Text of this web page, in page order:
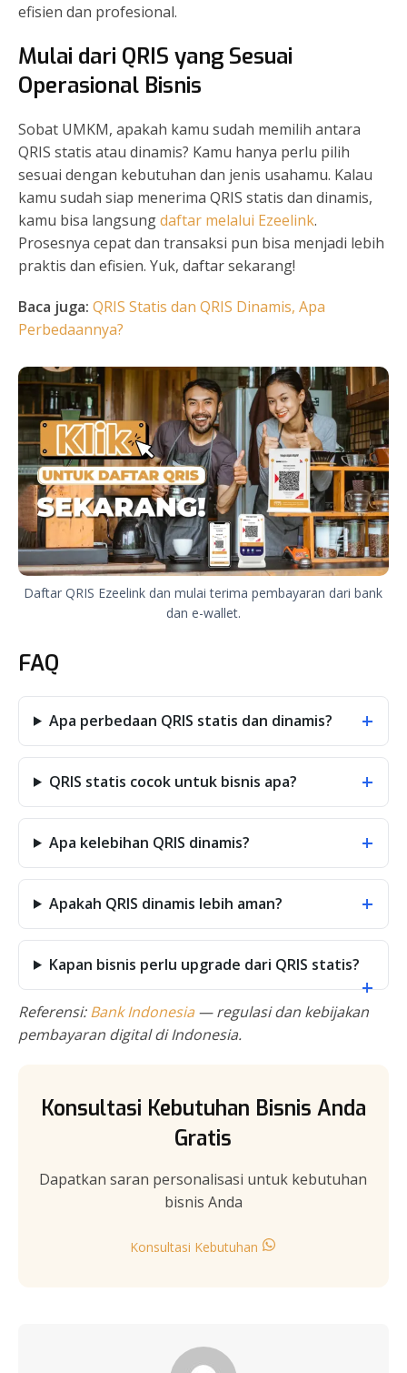
efisien dan profesional.
Mulai dari QRIS yang Sesuai
Operasional Bisnis
Sobat UMKM, apakah kamu sudah memilih antara
QRIS statis atau dinamis? Kamu hanya perlu pilih
sesuai dengan kebutuhan dan jenis usahamu. Kalau
kamu sudah siap menerima QRIS statis dan dinamis,
kamu bisa langsungdaftar melalui Ezeelink.
Prosesnya cepat dan transaksi pun bisa menjadi lebih
praktis dan efisien. Yuk, daftar sekarang!
Baca juga: QRIS Statis dan QRIS Dinamis, Apa
Perbedaannya?
Daftar QRIS Ezeelink dan mulai terima pembayaran dari bank
dan e-wallet.
FAQ
Apa perbedaan QRIS statis dan dinamis? +
QRIS statis cocok untuk bisnis apa? +
Apa kelebihan QRIS dinamis? +
Apakah QRIS dinamis lebih aman? +
Kapan bisnis perlu upgrade dari QRIS statis?
+
Referensi:Bank Indonesia — regulasi dan kebijakan
pembayaran digital di Indonesia.
Konsultasi Kebutuhan Bisnis Anda
Gratis
Dapatkan saran personalisasi untuk kebutuhan
bisnis Anda
Konsultasi Kebutuhan